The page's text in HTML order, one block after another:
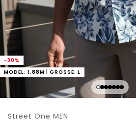
-30%
MODEL: 1,88M | GRÖSSE: L
Street One MEN